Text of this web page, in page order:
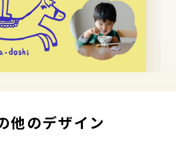
他のデザイン